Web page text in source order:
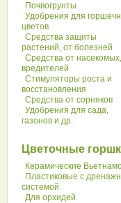
Почвогрунты
Удобрения для
цветов
Средства защиты
растений, от болезней
Средства от насекомых,
вредителей
Стимуляторы роста и
восстановления
Средства от сорняков
Удобрения для сада,
газонов и др.
Цветочные
Керамические
Пластиковые с
системой
Для орхидей